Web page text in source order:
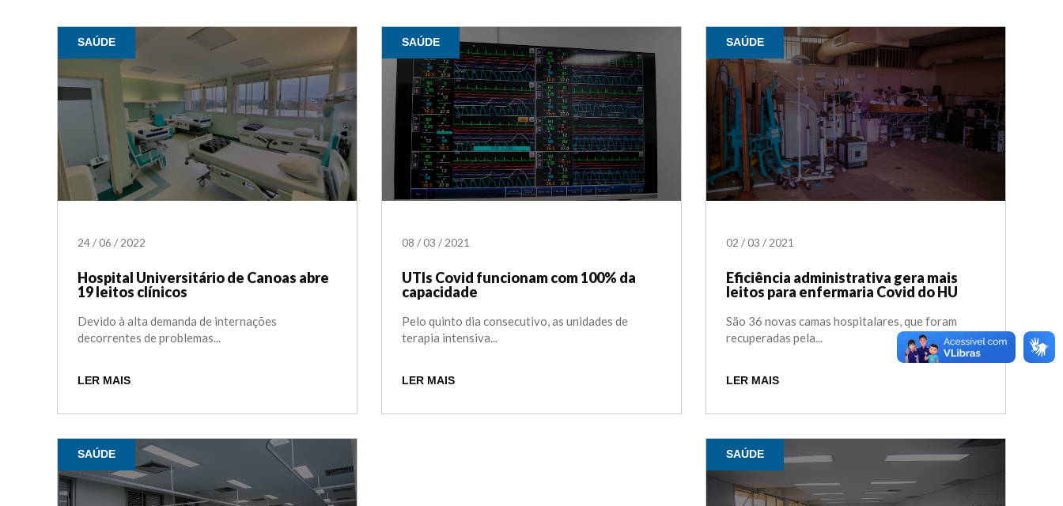
SAÚDE
24/06 /2022
Hospital Universitário de Canoas abre
19 leitos clínicos
Devido à alta demanda de internações
decorrentes de problemas...
LER MAIS
SAÚDE
08 /03 /2021
UTIs Covid funcionam com 100% da
capacidade
Pelo quinto dia consecutivo, as unidades de
terapia intensiva...
LER MAIS
SAÚDE
02 /03 /2021
Eficiência administrativa gera mais
leitos para enfermaria Covid do HU
São 36 novas camas hospitalares, que foram
recuperadas pela...
LER MAIS
SAÚDE SAÚDE